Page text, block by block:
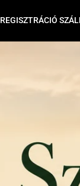
REGISZTRÁCIÓ